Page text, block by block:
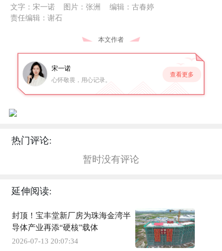
文字：宋一诺 图片：张洲
编辑：古春婷
责任编辑：谢石
本文作者
宋一诺
心怀敬畏，用心记录。
查看更多
热门评论:
暂时没有评论
延伸阅读:
封顶！宝丰堂新厂房为珠海金湾半
导体产业再添“硬核”载体
2026-07-13 20:07:34